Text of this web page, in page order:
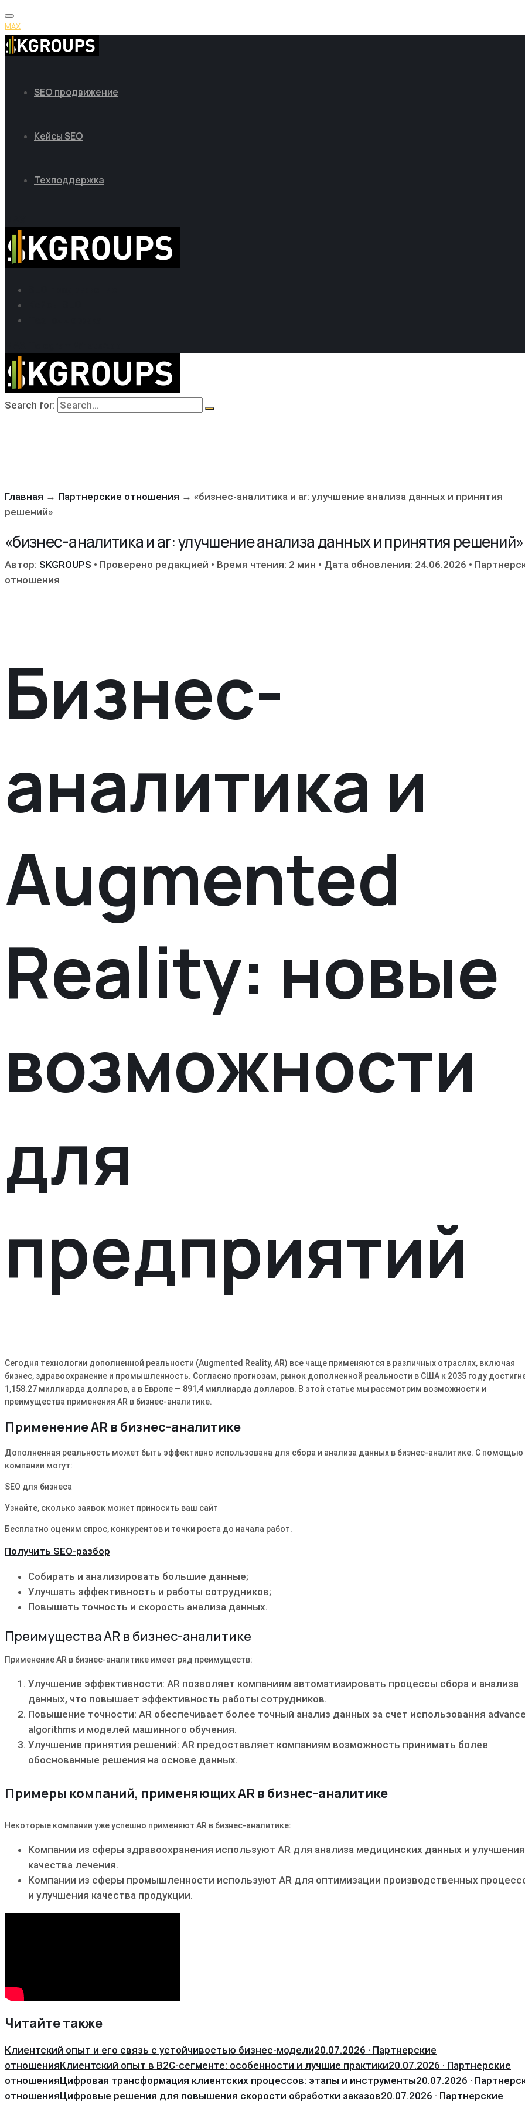
MAX
SEO продвижение
Кейсы SEO
Техподдержка
Search for:
Главная → Партнерские отношения → «бизнес-аналитика и ar: улучшение анализа данных и принятия
решений»
«бизнес-аналитика и ar: улучшение анализа данных и принятия решений»
Автор: SKGROUPS • Проверено редакцией • Время чтения: 2 мин • Дата обновления: 24.06.2026 •
отношения
Бизнес-
аналитика и
Augmented
Reality: новые
возможности
для
предприятий
Сегодня технологии дополненной реальности (Augmented Reality, AR) все чаще применяются в различных отраслях, включая
бизнес, здравоохранение и промышленность. Согласно прогнозам, рынок дополненной реальности в США к 2035 году
1,158.27 миллиарда долларов, а в Европе — 891,4 миллиарда долларов. В этой статье мы рассмотрим возможности и
преимущества применения AR в бизнес-аналитике.
Применение AR в бизнес-аналитике
Дополненная реальность может быть эффективно использована для сбора и анализа данных в бизнес-аналитике. С помощью
компании могут:
SEO для бизнеса
Узнайте, сколько заявок может приносить ваш сайт
Бесплатно оценим спрос, конкурентов и точки роста до начала работ.
Получить SEO-разбор
Собирать и анализировать большие данные;
Улучшать эффективность и работы сотрудников;
Повышать точность и скорость анализа данных.
Преимущества AR в бизнес-аналитике
Применение AR в бизнес-аналитике имеет ряд преимуществ:
Улучшение эффективности: AR позволяет компаниям автоматизировать процессы сбора и анализа
данных, что повышает эффективность работы сотрудников.
Повышение точности: AR обеспечивает более точный анализ данных за счет использования
algorithms и моделей машинного обучения.
Улучшение принятия решений: AR предоставляет компаниям возможность принимать более
обоснованные решения на основе данных.
Примеры компаний, применяющих AR в бизнес-аналитике
Некоторые компании уже успешно применяют AR в бизнес-аналитике:
Компании из сферы здравоохранения используют AR для анализа медицинских данных и улучшения
качества лечения.
Компании из сферы промышленности используют AR для оптимизации производственных
и улучшения качества продукции.
Читайте также
Клиентский опыт и его связь с устойчивостью бизнес-модели20.07.2026 · Партнерские
отношенияКлиентский опыт в B2C-сегменте: особенности и лучшие практики20.07.2026 · Партнерские
отношенияЦифровая трансформация клиентских процессов: этапы и инструменты20.07.2026 ·
отношенияЦифровые решения для повышения скорости обработки заказов20.07.2026 · Партнерские